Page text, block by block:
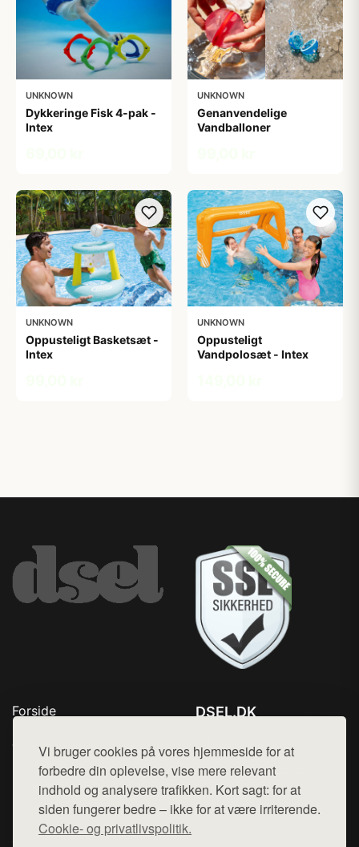
Vi bruger cookies på vores hjemmeside for at
forbedre din oplevelse, vise mere relevant
indhold og analysere trafikken. Kort sagt: for at
siden fungerer bedre – ikke for at være irriterende.
Cookie- og privatlivspolitik.
UNKNOWN
Dykkeringe Fisk 4-pak -
Intex
UNKNOWN
Genanvendelige
Vandballoner
UNKNOWN
Oppusteligt Basketsæt -
Intex
UNKNOWN
Oppusteligt
Vandpolosæt - Intex
Forside
Top Rabatter
Blog
Kontakt
DSEL.DK
Mail: hej@want.dk
Cookie- og privatlivspolitik